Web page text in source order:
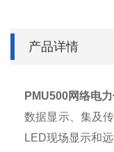
产品详情
PMU500网络电
数据显示、集及
LED现场显示和